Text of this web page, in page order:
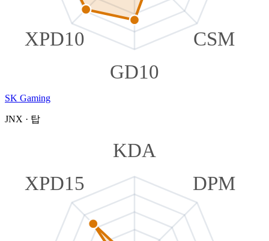
CSM
GD10
XPD10
SK Gaming
JNX · 탑
KDA
DPM
XPD15